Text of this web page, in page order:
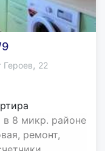
Героев, 22
в 8 микp. рaйоне
peмoнт,